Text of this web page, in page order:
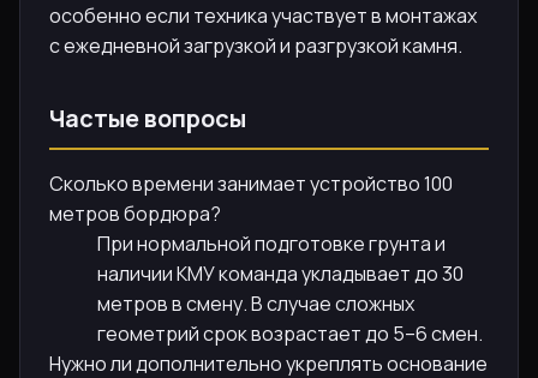
особенно если техника участвует в монтажах
с ежедневной загрузкой и разгрузкой камня.
Частые вопросы
Сколько времени занимает устройство 100
метров бордюра?
При нормальной подготовке грунта и
наличии КМУ команда укладывает до 30
метров в смену. В случае сложных
геометрий срок возрастает до 5–6 смен.
Нужно ли дополнительно укреплять основание